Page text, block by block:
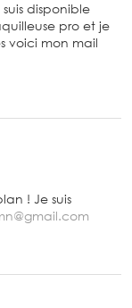
disponible
pro et je
voici mon mail
! Je suis